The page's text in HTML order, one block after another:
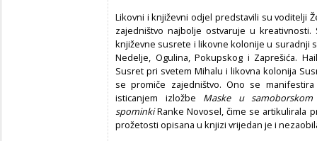
Likovni i književni odjel predstavili su voditelji
zajedništvo najbolje ostvaruje u
književne susrete i likovne kolonije u suradnji
Nedelje, Ogulina, Pokupskog i Zaprešića.
Susret pri svetem Mihalu i likovna kolonija
se promiče zajedništvo. Ono se
isticanjem izložbe Maske u samoborskom
spominkiRanke Novosel, čime se artikulirala
prožetosti opisana u knjizi vrijedan je i